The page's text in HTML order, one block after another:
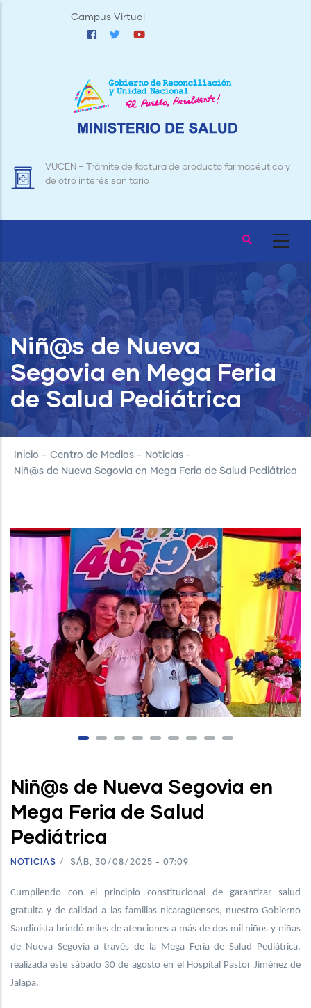
Campus Virtual
y
Trámite de Licencias para Establecimientos de
y Bebidas
Niñ@s de Nueva
Segovia en Mega Feria
de Salud Pediátrica
Inicio - Centro de Medios - Noticias -
Niñ@s de Nueva Segovia en Mega Feria de Salud Pediátrica
Niñ@s de Nueva Segovia en
Mega Feria de Salud
Pediátrica
NOTICIAS / SÁB, 30/08/2025 - 07:09
Cumpliendo con el principio constitucional de garantizar salud
gratuita y de calidad a las familias nicaragüenses, nuestro Gobierno
Sandinista brindó miles de atenciones a más de dos mil niños y niñas
de Nueva Segovia a través de la Mega Feria de Salud Pediátrica,
realizada este sábado 30 de agosto en el Hospital Pastor Jiménez de
Jalapa.